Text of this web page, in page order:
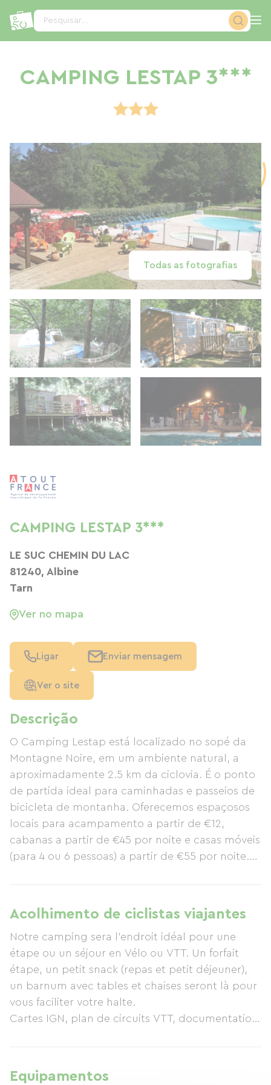
Pesquisar...
CAMPING LESTAP 3***
Todas as fotografias
Descrição
O Camping Lestap está localizado no sopé da
Montagne Noire, em um ambiente natural, a
aproximadamente 2.5 km da ciclovia. É o ponto
de partida ideal para caminhadas e passeios de
bicicleta de montanha. Oferecemos espaçosos
locais para acampamento a partir de €12,
cabanas a partir de €45 por noite e casas móveis
(para 4 ou 6 pessoas) a partir de €55 por noite.
elásticas, pula-pula), venha desfrutar de um
lugar ideal para relaxar e deixar seus filhos
brincarem com segurança. Para reservas de
grupo, uma tenda (aquecida, se necessário) está
disponível. Oferecemos pacotes para pernoites e
fins de semana, com a opção de refeições
(menus fixos a €13) e café da manhã (€5).
Acolhimento de ciclistas viajantes
Notre camping sera l'endroit idéal pour une
étape ou un séjour en Vélo ou VTT. Un forfait
étape, un petit snack (repas et petit déjeuner),
un barnum avec tables et chaises seront là pour
vous faciliter votre halte.
Cartes IGN, plan de circuits VTT, documentation
partager et de vous faire partager notre
Equipamentos
CAMPING LESTAP 3***
LE SUC CHEMIN DU LAC
81240, Albine
Tarn
Ver no mapa
Ligar Enviar mensagem
Ver o site
Painel de Gerenciamento de Cookies